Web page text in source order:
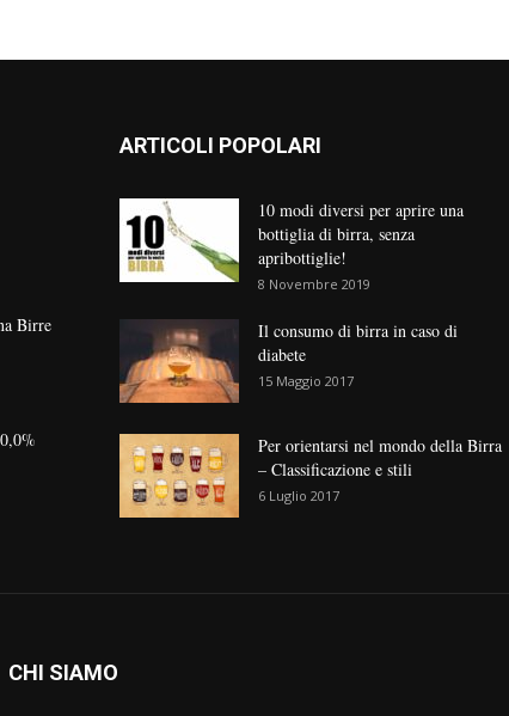
Birre
ARTICOLI POPOLARI
10 modi diversi per aprire una
bottiglia di birra, senza
apribottiglie!
8 Novembre 2019
Il consumo di birra in caso di
diabete
15 Maggio 2017
Per orientarsi nel mondo della Birra
– Classificazione e stili
6 Luglio 2017
CHI SIAMO